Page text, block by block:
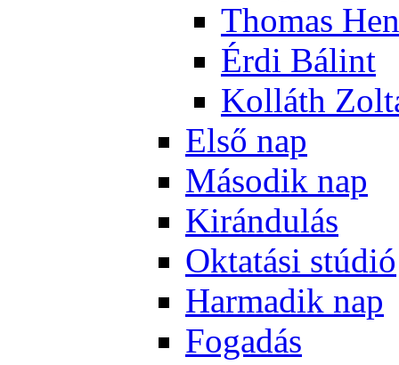
Tho­mas
Ér­di Bá­lint
Kol­láth
El­ső nap
Má­so­dik nap
Ki­rán­du­lás
Ok­ta­tá­si stú­dió
Har­ma­dik nap
Fo­ga­dás